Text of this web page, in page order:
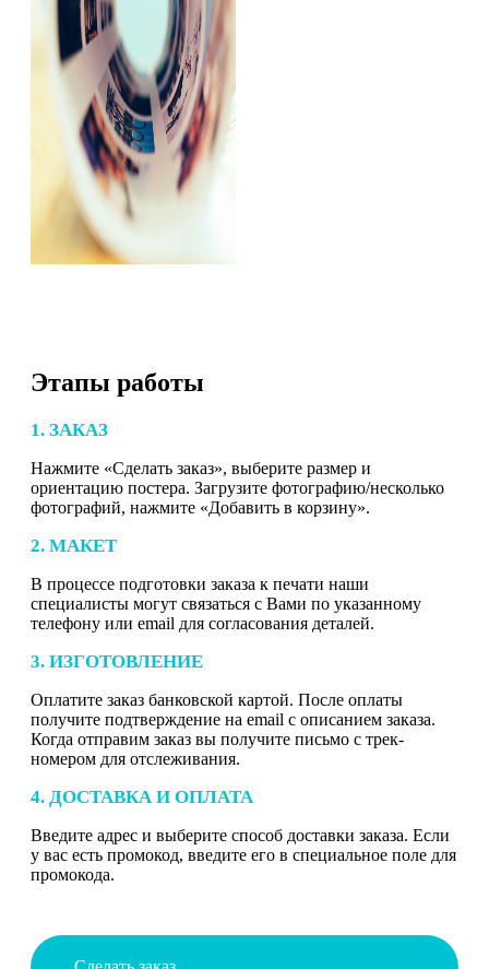
Этапы работы
1. ЗАКАЗ
Нажмите «Сделать заказ», выберите размер и
ориентацию постера. Загрузите фотографию/несколько
фотографий, нажмите «Добавить в корзину».
2. МАКЕТ
В процессе подготовки заказа к печати наши
специалисты могут связаться с Вами по указанному
телефону или email для согласования деталей.
3. ИЗГОТОВЛЕНИЕ
Оплатите заказ банковской картой. После оплаты
получите подтверждение на email с описанием заказа.
Когда отправим заказ вы получите письмо с трек-
номером для отслеживания.
4. ДОСТАВКА И ОПЛАТА
Введите адрес и выберите способ доставки заказа. Если
у вас есть промокод, введите его в специальное поле для
промокода.